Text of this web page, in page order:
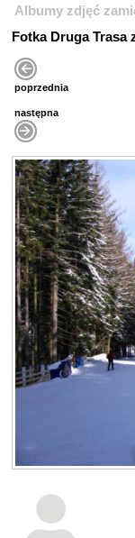
Albumy zdjęć
Fotka Druga Trasa
poprzednia
następna